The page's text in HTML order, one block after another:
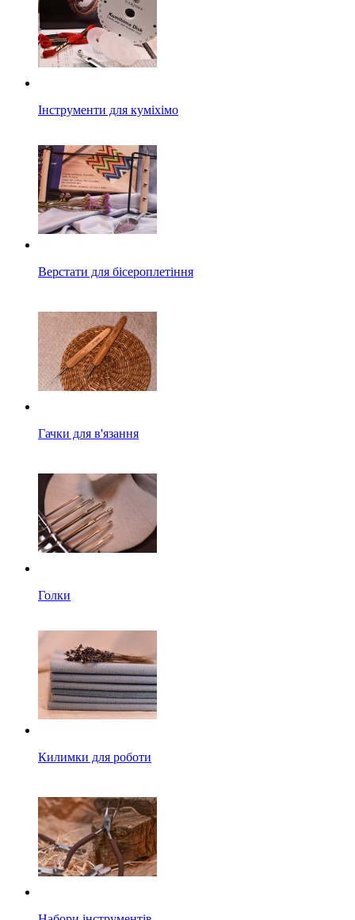
Інструменти для куміхімо
Верстати для бісероплетіння
Гачки для в'язання
Голки
Килимки для роботи